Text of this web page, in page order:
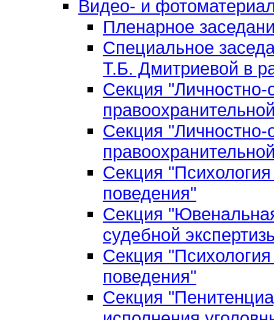
Видео- и
Пленарное
Специальное
Т.Б. Дмитриевой в
Секция "Личностно-
Секция "Личностно-
Секция
поведения"
Секция
судебной
Секция
поведения"
Секция